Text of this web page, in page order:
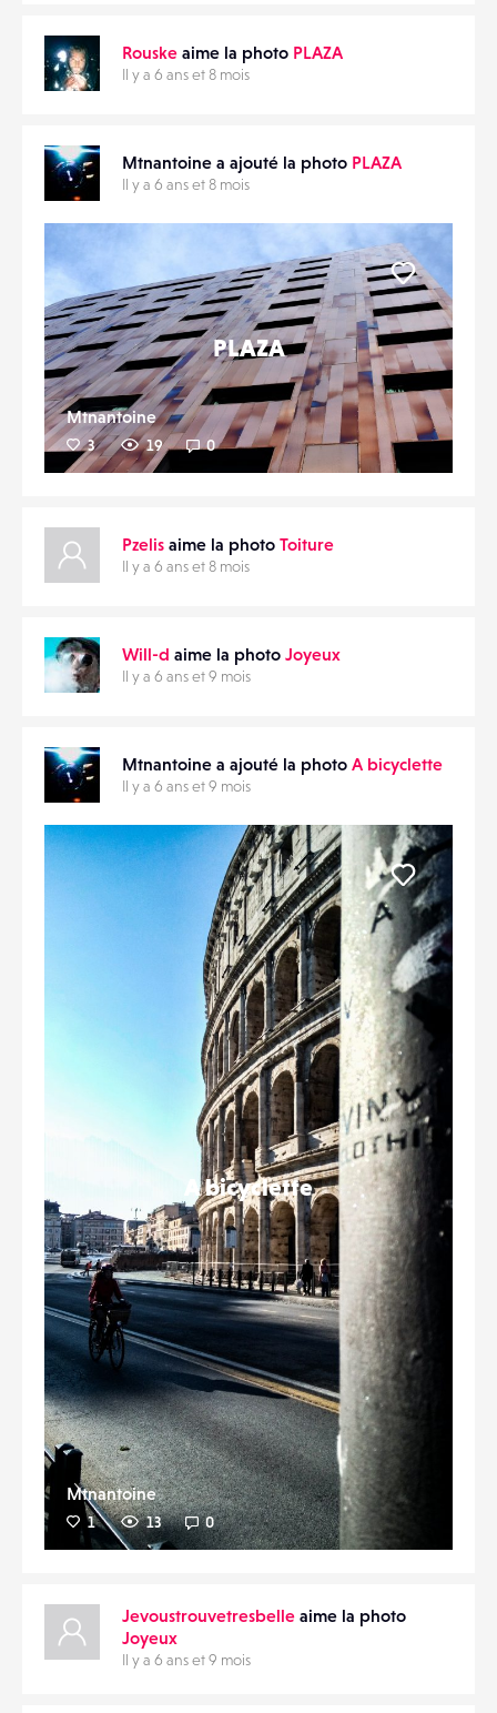
Rouske aime la photo PLAZA
Il y a 6 ans et 8 mois
Mtnantoine a ajouté la photo PLAZA
Il y a 6 ans et 8 mois
PLAZA
Mtnantoine
3 19 0
Liker
Pzelis aime la photo Toiture
Il y a 6 ans et 8 mois
Will-d aime la photo Joyeux
Il y a 6 ans et 9 mois
Mtnantoine a ajouté la photo A bicyclette
Il y a 6 ans et 9 mois
A bicyclette
Mtnantoine
1 13 0
Liker
Jevoustrouvetresbelle aime la photo
Joyeux
Il y a 6 ans et 9 mois